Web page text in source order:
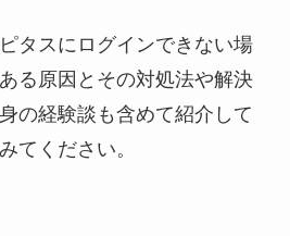
タスにログインできない場
る原因とその対処法や解決
の経験談も含めて紹介して
てください。